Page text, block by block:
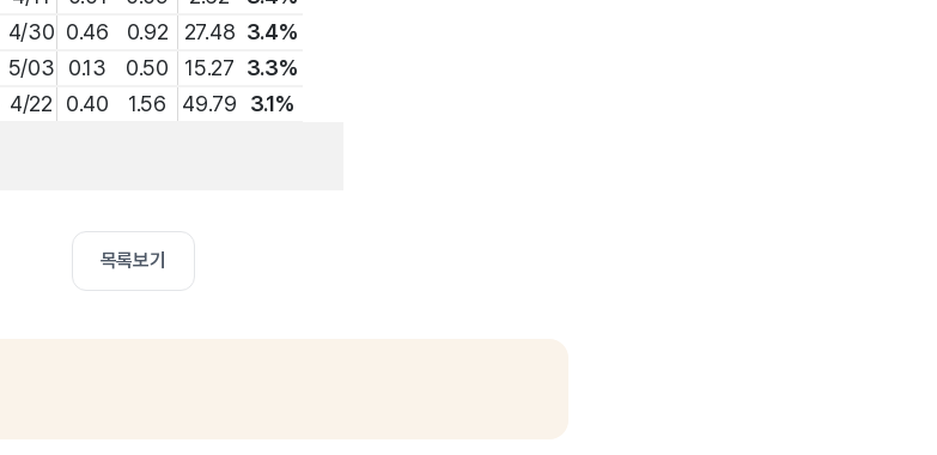
4/30 0.46 0.92 27.48 3.4%
5/03 0.13 0.50 15.27 3.3%
4/22 0.40 1.56 49.79
3.1%
목록보기